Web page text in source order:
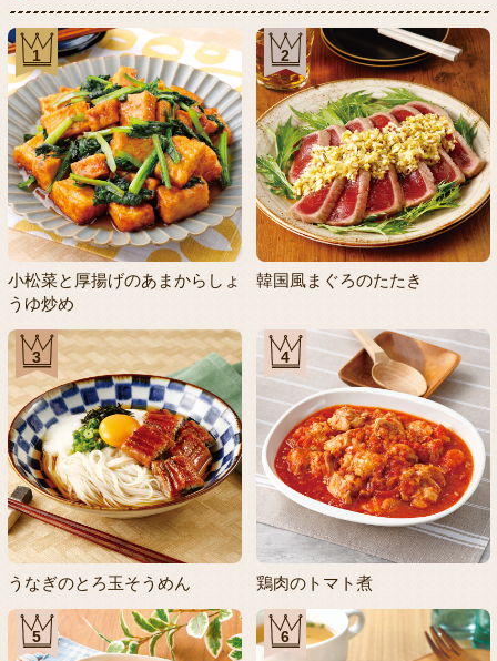
1
小松菜と厚揚げのあまからしょ
うゆ炒め
2
韓国風まぐろのたたき
3
うなぎのとろ玉そうめん
4
鶏肉のトマト煮
5 6